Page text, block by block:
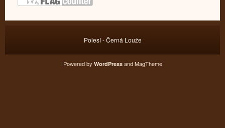
Polesí - Černá Louže
Powered by WordPressandMagTheme